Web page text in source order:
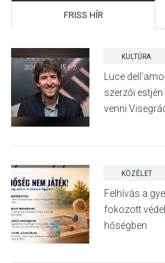
FRISS HÍR
KULTÚRA
Luce
szerzői
venni
KÖZÉLET
Felhívás a
fokozott
hőségben